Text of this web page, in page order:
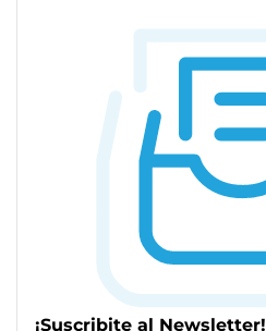
¡Suscribite al Newsletter!